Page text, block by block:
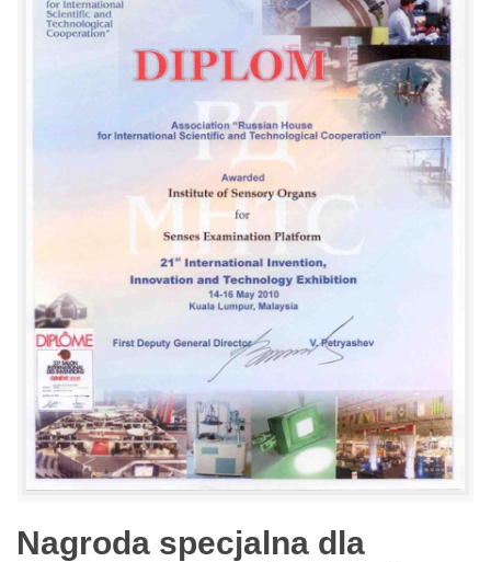
Nagroda specjalna dla